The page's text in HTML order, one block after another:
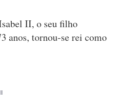
II, o seu filho
anos, tornou-se rei como